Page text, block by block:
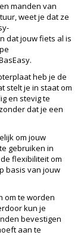
manden van
weet je dat ze
dat jouw fiets al is
heb je de
stelt je in staat om
en stevig te
dat je een
om jouw
gebruiken in
flexibiliteit om
basis van jouw
om te worden
kun je
bevestigen
aan te